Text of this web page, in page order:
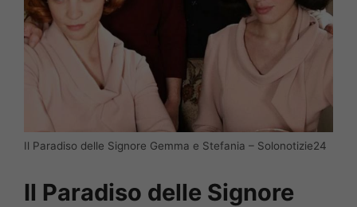
Il Paradiso delle Signore Gemma e Stefania – Solonotizie24
Il Paradiso delle Signore